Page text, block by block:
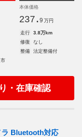
本体価格
237. 9 万円
走行
3.8万km
修復
なし
整備
法定整備付
・在庫確認
ラ Bluetooth対応